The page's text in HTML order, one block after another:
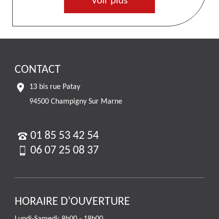
CONTACT
13 bis rue Patay
94500 Champigny Sur Marne
01 85 53 42 54
06 07 25 08 37
HORAIRE D'OUVERTURE